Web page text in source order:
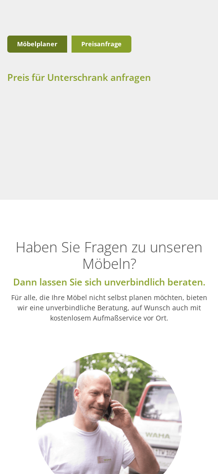
Möbelplaner Preisanfrage
Preis für Unterschrank anfragen
Haben Sie Fragen zu unseren
Möbeln?
Dann lassen Sie sich unverbindlich beraten.
Für alle, die Ihre Möbel nicht selbst planen möchten, bieten
wir eine unverbindliche Beratung, auf Wunsch auch mit
kostenlosem Aufmaßservice vor Ort.